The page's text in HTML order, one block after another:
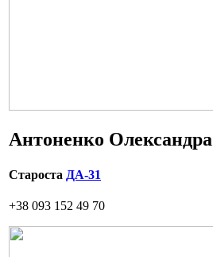
Антоненко Олександра
Староста ДА-31
+38 093 152 49 70